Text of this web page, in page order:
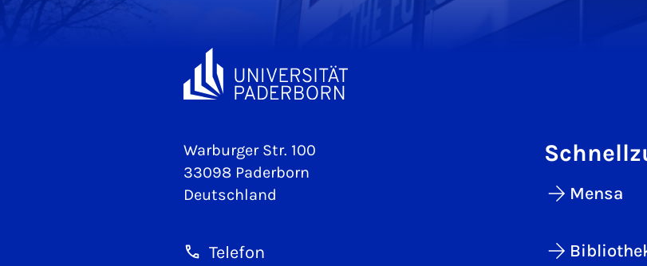
Warburger Str. 100
33098 Paderborn
Deutschland
Telefon
Mensa